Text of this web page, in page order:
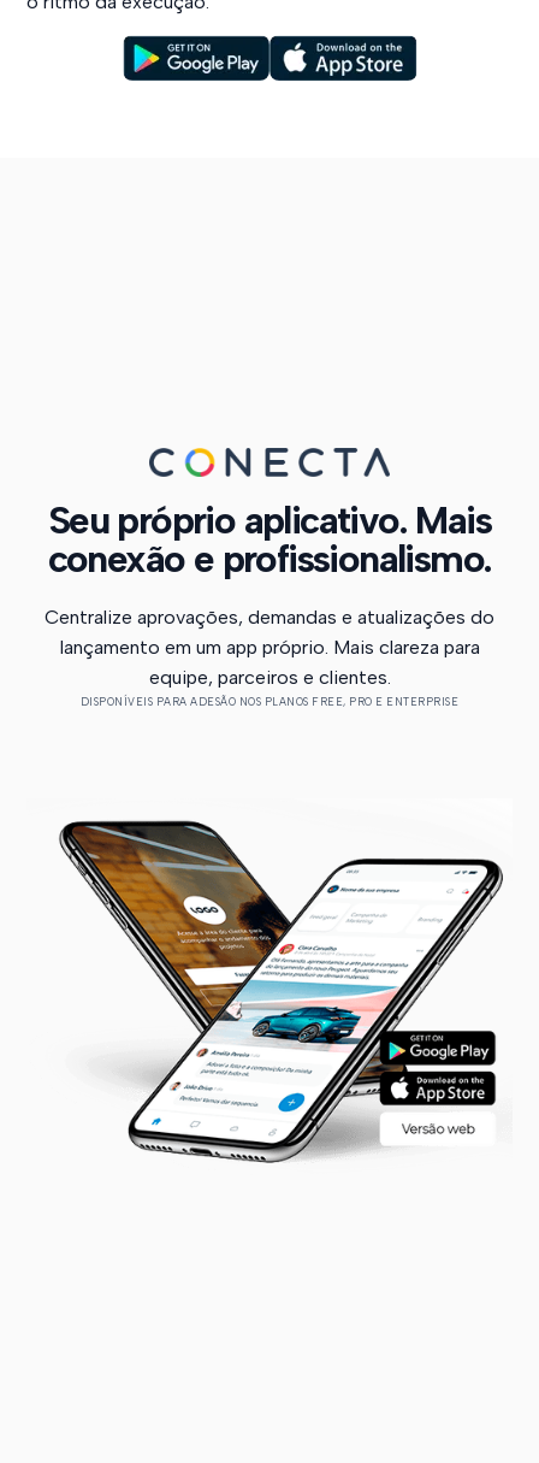
Seu próprio aplicativo. Mais
conexão e profissionalismo.
Centralize aprovações, demandas e atualizações do
lançamento em um app próprio. Mais clareza para
equipe, parceiros e clientes.
DISPONÍVEIS PARA ADESÃO NOS PLANOS FREE, PRO E ENTERPRISE